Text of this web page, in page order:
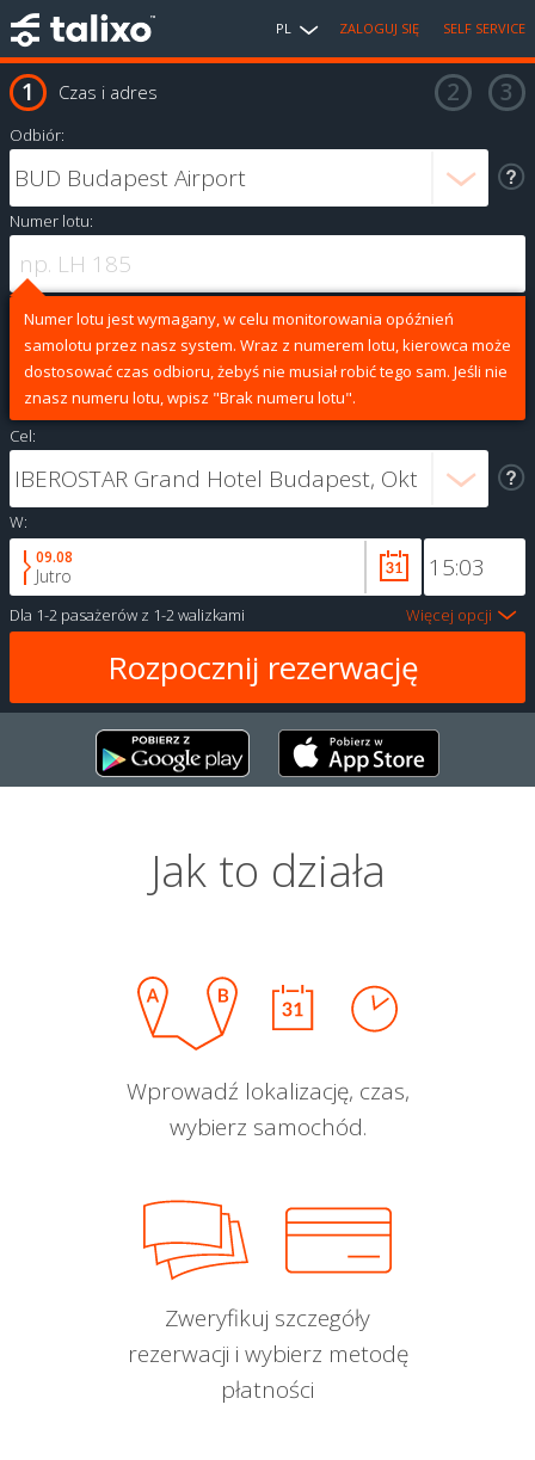
PL ZALOGUJ SIĘ SELF SERVICE
Czas i adres
Odbiór:
Numer lotu:
Numer lotu jest wymagany, w celu monitorowania opóźnień
samolotu przez nasz system. Wraz z numerem lotu, kierowca może
dostosować czas odbioru, żebyś nie musiał robić tego sam. Jeśli nie
znasz numeru lotu, wpisz "Brak numeru lotu".
Cel:
W:
09.08
Jutro
Dla 1-2 pasażerów z 1-2 walizkami Więcej opcji
Jak to działa
Wprowadź lokalizację, czas,
wybierz samochód.
Zweryfikuj szczegóły
rezerwacji i wybierz metodę
płatności